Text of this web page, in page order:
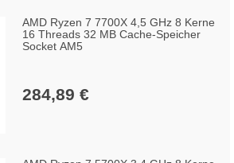
AMD Ryzen 7 7700X 4,5 GHz 8 Kerne
16 Threads 32 MB Cache-Speicher
Socket AM5
284,89 €